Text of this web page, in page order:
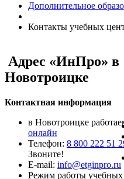
Дополнительное
Контакты учебных
Адрес «ИнПро» в
Новотроицке
Контактная информация
в Новотроицке
онлайн
Телефон: 8 800 222 51
Звоните!
Е-mail: info@etginpro.ru
Режим работы учебных